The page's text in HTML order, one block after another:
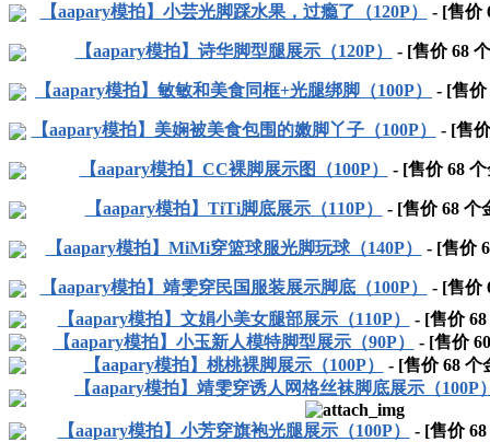
【aapary模拍】小芸光脚踩水果，过瘾了（120P） - [售价
【aapary模拍】诗华脚型腿展示（120P） - [售价68
【aapary模拍】敏敏和美食同框+光腿绑脚（100P） - [售价
【aapary模拍】美娴被美食包围的嫩脚丫子（100P） - [售
【aapary模拍】CC裸脚展示图（100P） - [售价68个
【aapary模拍】TiTi脚底展示（110P） - [售价68个
【aapary模拍】MiMi穿篮球服光脚玩球（140P） - [售价
【aapary模拍】靖雯穿民国服装展示脚底（100P） - [售价
【aapary模拍】文娟小美女腿部展示（110P）
- [售价68
【aapary模拍】小玉新人模特脚型展示（90P）
- [售价60
【aapary模拍】桃桃裸脚展示（100P）
- [售价68个
【aapary模拍】靖雯穿诱人网格丝袜脚底展示（100P
【aapary模拍】小芳穿旗袍光腿展示（100P） - [售价68